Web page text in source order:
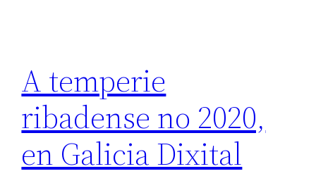
A temperie
ribadense no 2020,
en Galicia Dixital